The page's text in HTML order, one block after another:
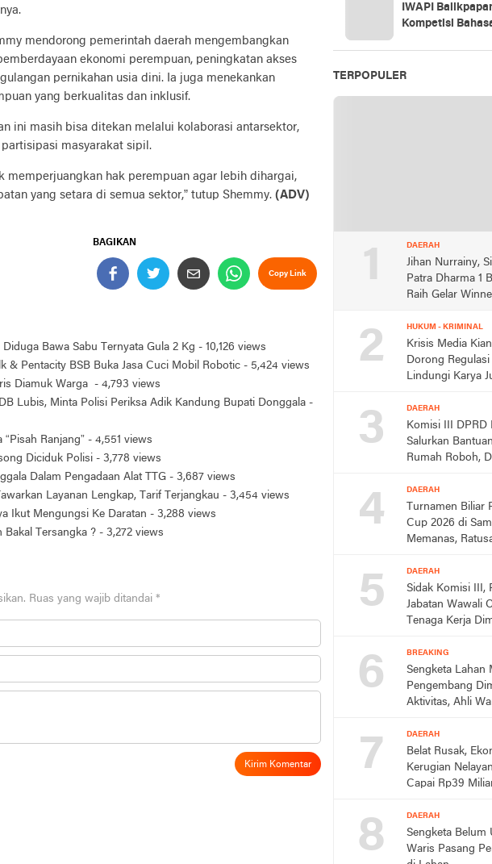
mendorong pemerintah daerah mengembangkan
ekonomi perempuan, peningkatan akses
pernikahan usia dini. Ia juga menekankan
yang berkualitas dan inklusif.
ini masih bisa ditekan melalui kolaborasi antarsektor,
masyarakat sipil.
memperjuangkan hak perempuan agar lebih dihargai,
yang setara di semua sektor,” tutup Shemmy. (ADV)
BAGIKAN
Copy Link
Bawa Sabu Ternyata Gula 2 Kg - 10,126 views
& Pentacity BSB Buka Jasa Cuci Mobil Robotic - 5,424 views
Diamuk Warga - 4,793 views
Lubis, Minta Polisi Periksa Adik Kandung Bupati Donggala -
Ranjang” - 4,551 views
Diciduk Polisi - 3,778 views
Dalam Pengadaan Alat TTG - 3,687 views
Layanan Lengkap, Tarif Terjangkau - 3,454 views
Ikut Mengungsi Ke Daratan - 3,288 views
Bakal Tersangka ? - 3,272 views
Ruas yang wajib ditandai *
IWAPI
Kompetisi
TERPOPULER
1 DAERAH
Jihan Nurrainy,
Patra Dharma 1
Raih Gelar
2 HUKUM - KRIMINAL
Krisis Media Kian
Dorong Regulasi
Lindungi Karya
3 DAERAH
Komisi III DPRD
Salurkan
Rumah Roboh,
4 DAERAH
Turnamen Biliar
Cup 2026 di
Memanas,
5 DAERAH
Sidak Komisi III,
Jabatan Wawali
Tenaga Kerja
6 BREAKING
Sengketa Lahan
Pengembang
Aktivitas, Ahli
7 DAERAH
Belat Rusak,
Kerugian
Capai Rp39
8 DAERAH
Sengketa Belum
Waris Pasang